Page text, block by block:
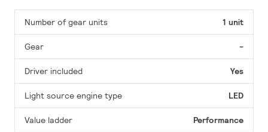
Number of gear units 1 unit
Gear -
Driver included Yes
Light source engine type LED
Value ladder Performance